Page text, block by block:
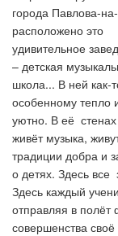
города Павлова-
расположено это
удивительное
– детская
школа... В ней как-
особенному тепло
уютно. В её стенах
живёт музыка,
традиции добра и
о детях. Здесь все
Здесь каждый
отправляя в полёт
совершенства